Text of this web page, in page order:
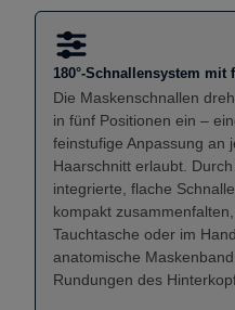
180°-Schnallensystem
Die Maskenschnallen
in fünf Positionen ein –
feinstufige Anpassung an
Haarschnitt erlaubt.
integrierte, flache
kompakt
Tauchtasche oder im
anatomische
Rundungen des